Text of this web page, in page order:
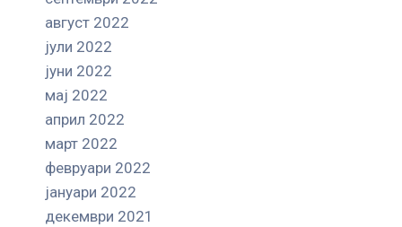
август 2022
јули 2022
јуни 2022
мај 2022
април 2022
март 2022
февруари 2022
јануари 2022
декември 2021